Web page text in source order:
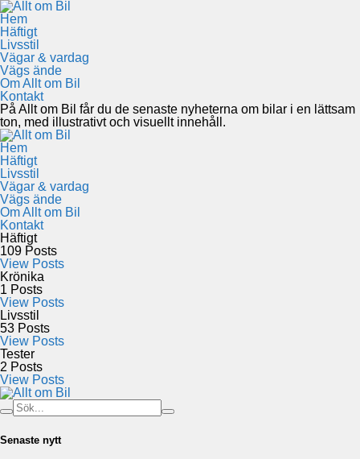
Hem
Häftigt
Livsstil
Vägar & vardag
Vägs ände
Om Allt om Bil
Kontakt
På Allt om Bil får du de senaste nyheterna om bilar i en lättsam
ton, med illustrativt och visuellt innehåll.
Hem
Häftigt
Livsstil
Vägar & vardag
Vägs ände
Om Allt om Bil
Kontakt
Häftigt
109 Posts
View Posts
Krönika
1 Posts
View Posts
Livsstil
53 Posts
View Posts
Tester
2 Posts
View Posts
Senaste nytt